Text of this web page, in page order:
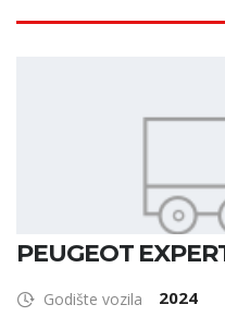
PEUGEOT
Godište vozila 2024